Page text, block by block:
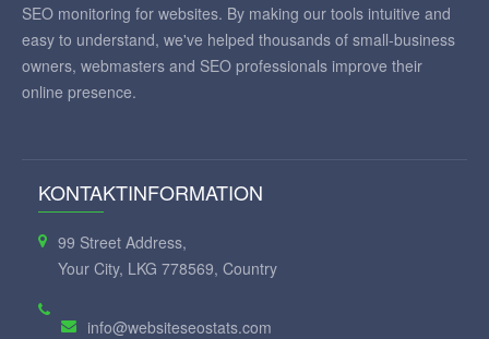
SEO monitoring for websites. By making our tools intuitive and
easy to understand, we've helped thousands of small-business
owners, webmasters and SEO professionals improve their
online presence.
KONTAKTINFORMATION
99 Street Address,
Your City, LKG 778569, Country
info@websiteseostats.com